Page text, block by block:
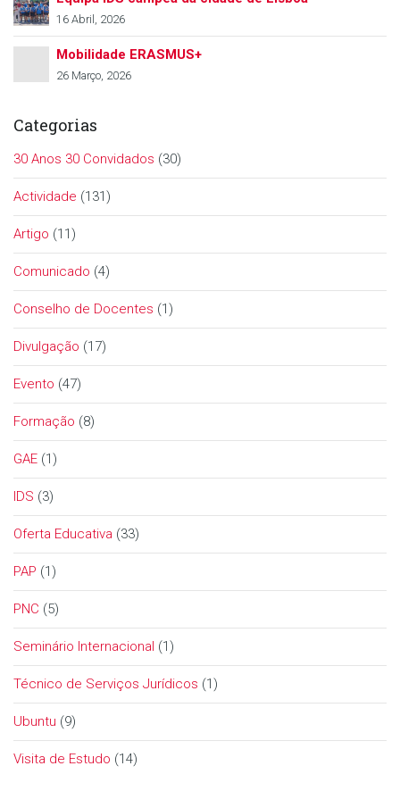
16 Abril, 2026
Mobilidade ERASMUS+
26 Março, 2026
Categorias
30 Anos 30 Convidados (30)
Actividade (131)
Artigo (11)
Comunicado (4)
Conselho de Docentes (1)
Divulgação (17)
Evento (47)
Formação (8)
GAE (1)
IDS (3)
Oferta Educativa (33)
PAP (1)
PNC (5)
Seminário Internacional (1)
Técnico de Serviços Jurídicos (1)
Ubuntu (9)
Visita de Estudo (14)